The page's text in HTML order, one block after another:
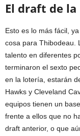
El draft de la
Esto es lo más fácil,
cosa para Thibodeau.
talento en diferentes
terminaron el sexto
en la lotería, estarán
Hawks y Cleveland
equipos tienen un
frente a ellos que no
draft anterior, o que